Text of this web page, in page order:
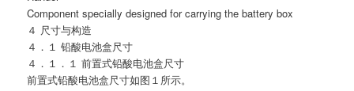
Component specially designed for carrying the battery box
４ 尺寸与构造
４．１ 铅酸电池盒尺寸
４．１．１ 前置式铅酸电池盒尺寸
前置式铅酸电池盒尺寸如图１所示。